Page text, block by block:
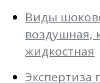
Виды
воздушная,
жидкостная